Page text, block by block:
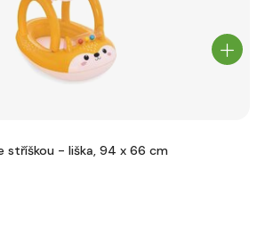
stříškou - liška, 94 x 66 cm